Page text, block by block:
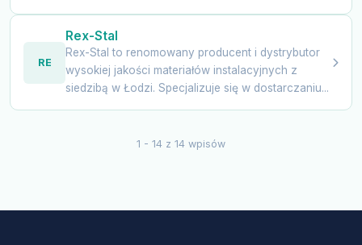
RE
Rex-Stal
Rex-Stal to renomowany producent i dystrybutor
wysokiej jakości materiałów instalacyjnych z
siedzibą w Łodzi. Specjalizuje się w dostarczaniu...
1 - 14 z 14 wpisów